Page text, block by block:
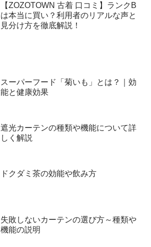
【ZOZOTOWN 古着 口コミ】ランクB
は本当に買い？利用者のリアルな声と
見分け方を徹底解説！
スーパーフード「菊いも」とは？｜効
能と健康効果
遮光カーテンの種類や機能について詳
しく解説
ドクダミ茶の効能や飲み方
失敗しないカーテンの選び方～種類や
機能の説明